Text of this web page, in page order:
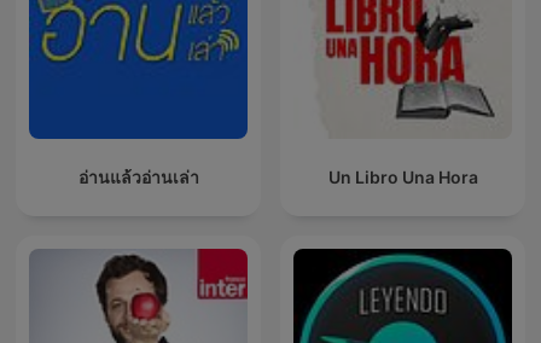
อ่านแล้วอ่านเล่า Un Libro Una Hora